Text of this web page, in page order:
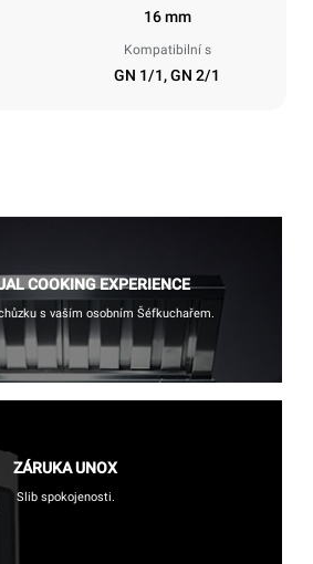
16 mm
Kompatibilní s
GN 1/1, GN 2/1
COOKING EXPERIENCE
s vaším osobním Šéfkuchařem.
ZÁRUKA UNOX
Slib spokojenosti.